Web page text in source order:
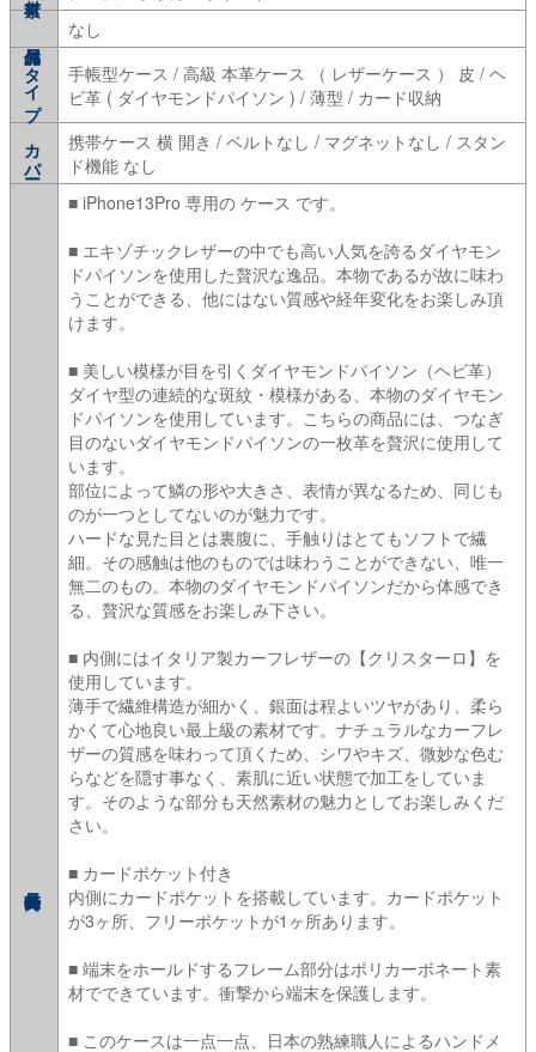
なし
タイプ
手帳型ケース / 高級 本革ケース （ レザーケース ） 皮 / ヘ
ビ革 ( ダイヤモンドパイソン ) / 薄型 / カード収納
カバー
携帯ケース 横 開き / ベルトなし / マグネットなし / スタン
ド機能 なし
■ iPhone13Pro 専用の ケース です。
■ エキゾチックレザーの中でも高い人気を誇るダイヤモン
ドパイソンを使用した贅沢な逸品。本物であるが故に味わ
うことができる、他にはない質感や経年変化をお楽しみ頂
けます。
■ 美しい模様が目を引くダイヤモンドパイソン（ヘビ革）
ダイヤ型の連続的な斑紋・模様がある、本物のダイヤモン
ドパイソンを使用しています。こちらの商品には、つなぎ
目のないダイヤモンドパイソンの一枚革を贅沢に使用して
います。
部位によって鱗の形や大きさ、表情が異なるため、同じも
のが一つとしてないのが魅力です。
ハードな見た目とは裏腹に、手触りはとてもソフトで繊
細。その感触は他のものでは味わうことができない、唯一
無二のもの。本物のダイヤモンドパイソンだから体感でき
る、贅沢な質感をお楽しみ下さい。
■ 内側にはイタリア製カーフレザーの【クリスターロ】を
使用しています。
薄手で繊維構造が細かく、銀面は程よいツヤがあり、柔ら
かくて心地良い最上級の素材です。ナチュラルなカーフレ
ザーの質感を味わって頂くため、シワやキズ、微妙な色む
らなどを隠す事なく、素肌に近い状態で加工をしていま
す。そのような部分も天然素材の魅力としてお楽しみくだ
さい。
■ カードポケット付き
内側にカードポケットを搭載しています。カードポケット
が3ヶ所、フリーポケットが1ヶ所あります。
■ 端末をホールドするフレーム部分はポリカーボネート素
材でできています。衝撃から端末を保護します。
■ このケースは一点一点、日本の熟練職人によるハンドメ